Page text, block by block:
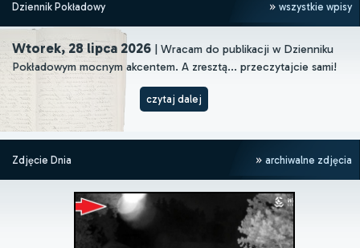
Dziennik Pokładowy wszystkie wpisy
Wtorek, 28 lipca 2026 | Wracam do publikacji w Dzienniku
Pokładowym mocnym akcentem. A zresztą... przeczytajcie sami!
czytaj dalej
Zdjęcie Dnia archiwalne zdjęcia